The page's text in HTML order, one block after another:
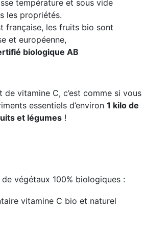
température et sous vide
les propriétés.
française, les fruits bio sont
et européenne,
biologique AB
de vitamine C, c’est comme si vous
essentiels d’environ 1 kilo de
et légumes!
végétaux 100% biologiques :